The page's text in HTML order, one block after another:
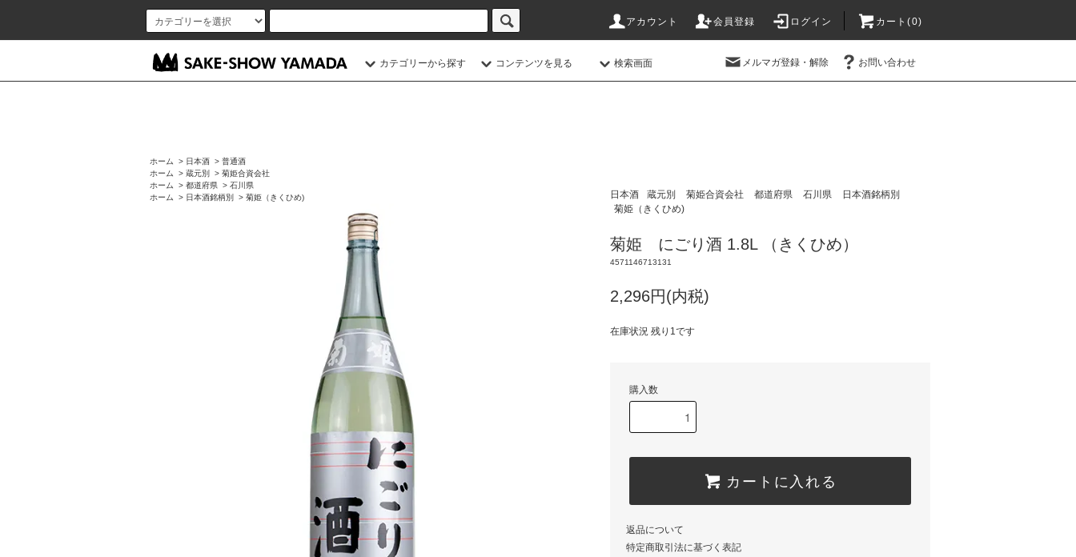
アカウント 会員登録 ログイン カート(0)
カテゴリーから探す コンテンツを見る 検索画面 メルマガ登録・解除 お問い合わせ
ホーム > 日本酒 >普通酒
ホーム
>蔵元別 >菊姫合資会社
ホーム
>都道府県 >石川県
ホーム
> 日本酒銘柄別 >菊姫（きくひめ) 日本酒 蔵元別 菊姫合資会社 都道府県 石川県
日本酒銘柄別
菊姫（きくひめ)
菊姫 にごり酒 1.8L （きくひめ）
4571146713131
2,296円(内税)
在庫状況 残り1です
購入数
カートに入れる
返品について
特定商取引法に基づく表記